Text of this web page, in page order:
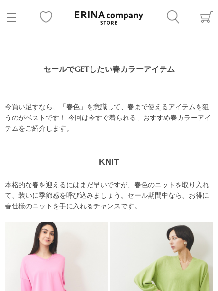
セールでGETしたい春カラーアイテム
今買い足すなら、「春色」を意識して、春まで使えるアイテムを狙
うのがベストです！ 今回は今すぐ着られる、おすすめ春カラーアイ
テムをご紹介します。
KNIT
本格的な春を迎えるにはまだ早いですが、春色のニットを取り入れ
て、装いに季節感を呼び込みましょう。セール期間中なら、お得に
春仕様のニットを手に入れるチャンスです。